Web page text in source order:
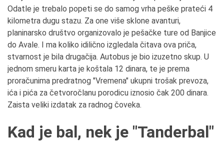
Odatle je trebalo popeti se do samog vrha peške prateći 4
kilometra dugu stazu. Za one više sklone avanturi,
planinarsko društvo organizovalo je pešačke ture od Banjice
do Avale. I ma koliko idilično izgledala čitava ova priča,
stvarnost je bila drugačija. Autobus je bio izuzetno skup. U
jednom smeru karta je koštala 12 dinara, te je prema
proračunima predratnog "Vremena" ukupni trošak prevoza,
ića i pića za četvoročlanu porodicu iznosio čak 200 dinara.
Zaista veliki izdatak za radnog čoveka.
Kad je bal, nek je "Tanderbal"